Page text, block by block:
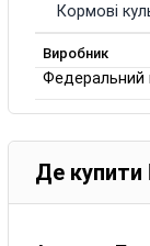
Кормові
Виробник
Федеральний
Де купити